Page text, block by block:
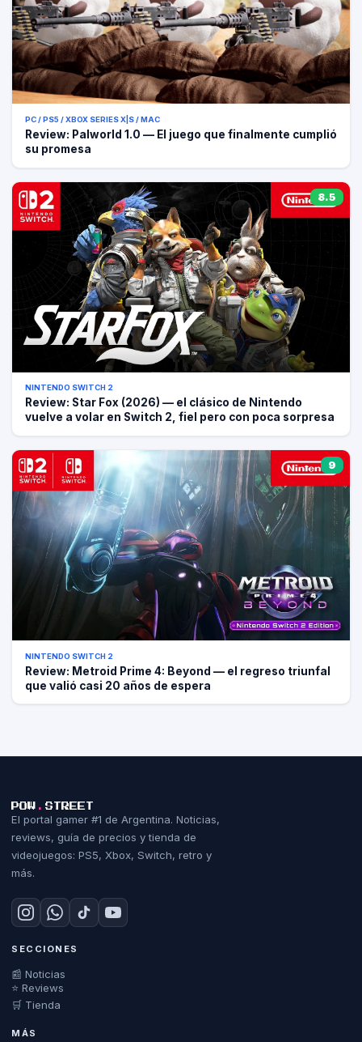
PC / PS5 / XBOX SERIES X|S / MAC
Review: Palworld 1.0 — El juego que finalmente cumplió
su promesa
8.5
NINTENDO SWITCH 2
Review: Star Fox (2026) — el clásico de Nintendo
vuelve a volar en Switch 2, fiel pero con poca sorpresa
9
NINTENDO SWITCH 2
Review: Metroid Prime 4: Beyond — el regreso triunfal
que valió casi 20 años de espera
POW . STREET
El portal gamer #1 de Argentina. Noticias,
reviews, guía de precios y tienda de
videojuegos: PS5, Xbox, Switch, retro y
más.
SECCIONES
📰 Noticias
⭐ Reviews
🛒 Tienda
MÁS